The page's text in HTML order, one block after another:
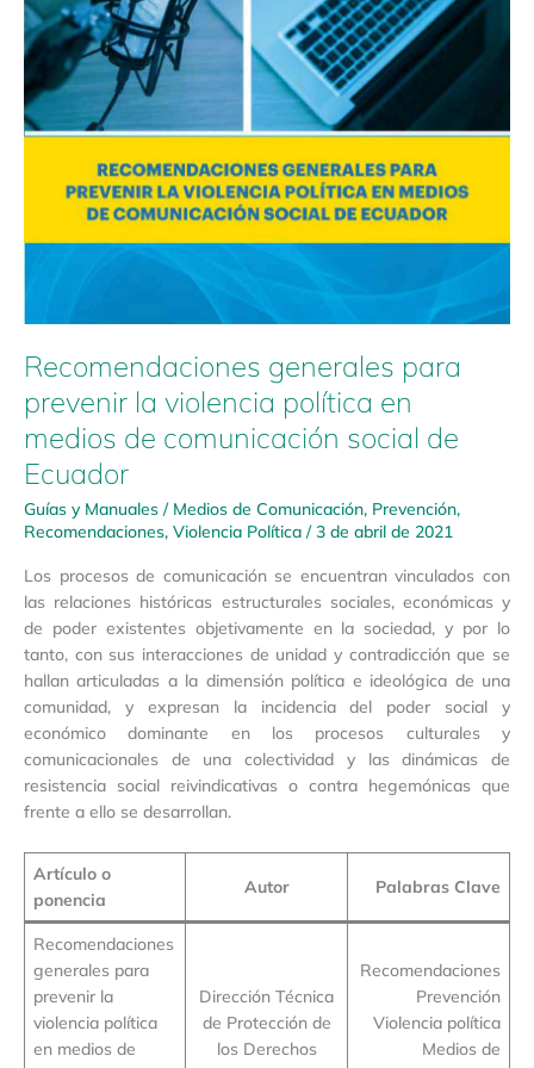
Recomendaciones generales para
prevenir la violencia política en
medios de comunicación social de
Ecuador
Guías y Manuales / Medios de Comunicación, Prevención,
Recomendaciones, Violencia Política /3 de abril de 2021
Los procesos de comunicación se encuentran vinculados con
las relaciones históricas estructurales sociales, económicas y
de poder existentes objetivamente en la sociedad, y por lo
tanto, con sus interacciones de unidad y contradicción que se
hallan articuladas a la dimensión política e ideológica de una
comunidad, y expresan la incidencia del poder social y
económico dominante en los procesos culturales y
comunicacionales de una colectividad y las dinámicas de
resistencia social reivindicativas o contra hegemónicas que
frente a ello se desarrollan.
Artículo o
ponencia
Autor Palabras Clave
Recomendaciones
generales para
prevenir la
violencia política
en medios de
Dirección Técnica
de Protección de
los Derechos
Recomendaciones
Prevención
Violencia política
Medios de